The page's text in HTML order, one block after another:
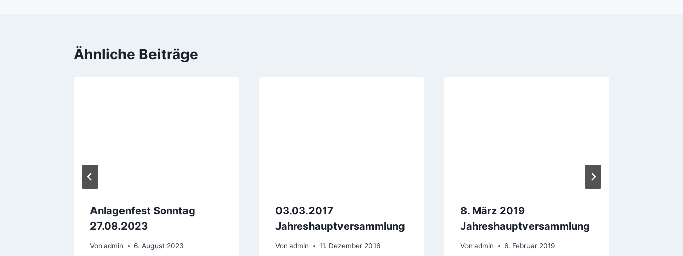
Ähnliche Beiträge
Anlagenfest Sonntag
27.08.2023
Von admin 6. August 2023
03.03.2017
Jahreshauptversammlung
Von admin 11. Dezember 2016
8. März 2019
Jahreshauptversammlung
Von admin 6. Februar 2019